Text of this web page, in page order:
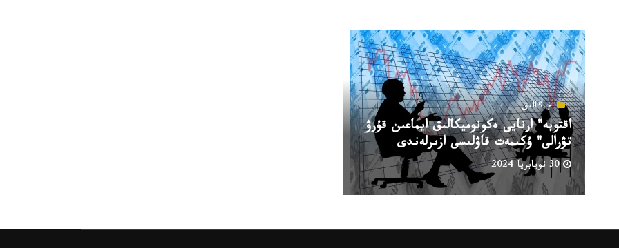
جاڭالىق
اقتوبە" ارنايى ەكونوميكالىق ايماعىن قۇرۋ
تۋرالى" ۇكىمەت قاۋلىسى ازىرلەندى
30 نويابريا 2024